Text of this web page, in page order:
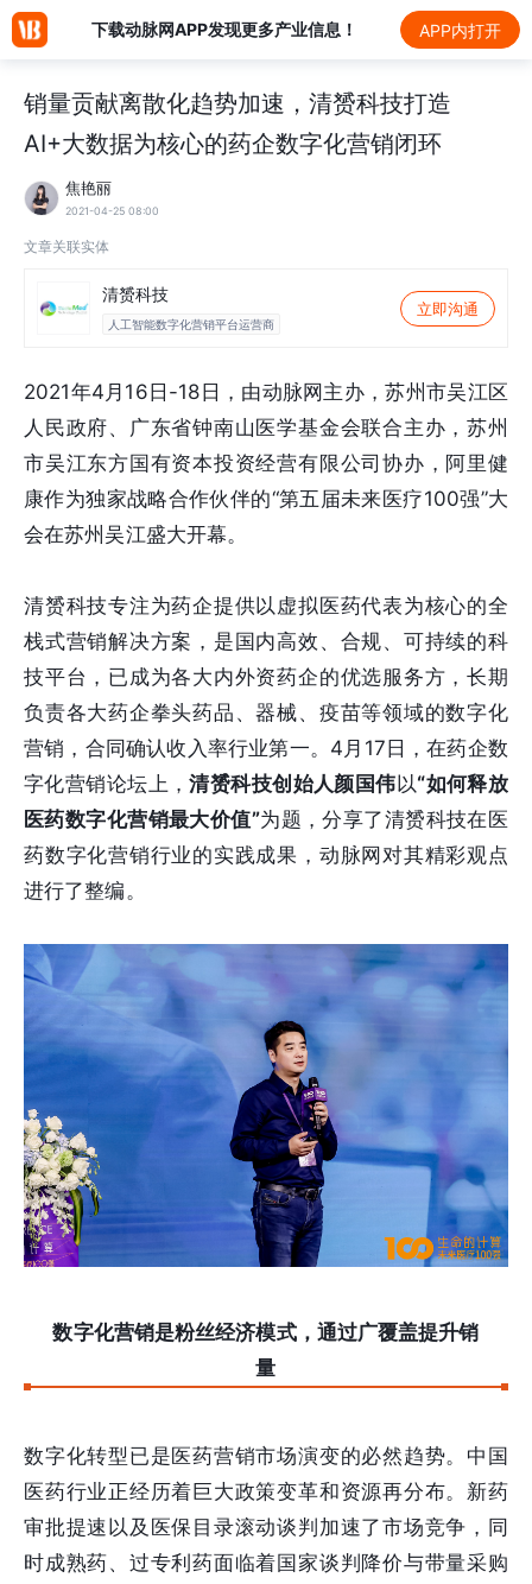
下载动脉网APP发现更多产业信息！ APP内打开
销量贡献离散化趋势加速，清赟科技打造
AI+大数据为核心的药企数字化营销闭环
焦艳丽
2021-04-25 08:00
文章关联实体
清赟科技
人工智能数字化营销平台运营商
立即沟通
2021年4月16日-18日，由动脉网主办，苏州市吴江区
人民政府、广东省钟南山医学基金会联合主办，苏州
市吴江东方国有资本投资经营有限公司协办，阿里健
康作为独家战略合作伙伴的“第五届未来医疗100强”大
会在苏州吴江盛大开幕。
清赟科技专注为药企提供以虚拟医药代表为核心的全
栈式营销解决方案，是国内高效、合规、可持续的科
技平台，已成为各大内外资药企的优选服务方，长期
负责各大药企拳头药品、器械、疫苗等领域的数字化
营销，合同确认收入率行业第一。4月17日，在药企数
字化营销论坛上，清赟科技创始人颜国伟以“如何释放
医药数字化营销最大价值”为题，分享了清赟科技在医
药数字化营销行业的实践成果，动脉网对其精彩观点
进行了整编。
数字化营销是粉丝经济模式，通过广覆盖提升销
量
数字化转型已是医药营销市场演变的必然趋势。中国
医药行业正经历着巨大政策变革和资源再分布。新药
审批提速以及医保目录滚动谈判加速了市场竞争，同
时成熟药、过专利药面临着国家谈判降价与带量采购